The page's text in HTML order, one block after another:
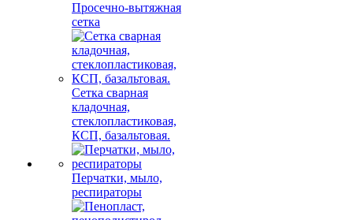
Просечно-вытяжная
сетка
Сетка сварная
кладочная,
стеклопластиковая,
КСП, базальтовая.
Перчатки, мыло,
респираторы